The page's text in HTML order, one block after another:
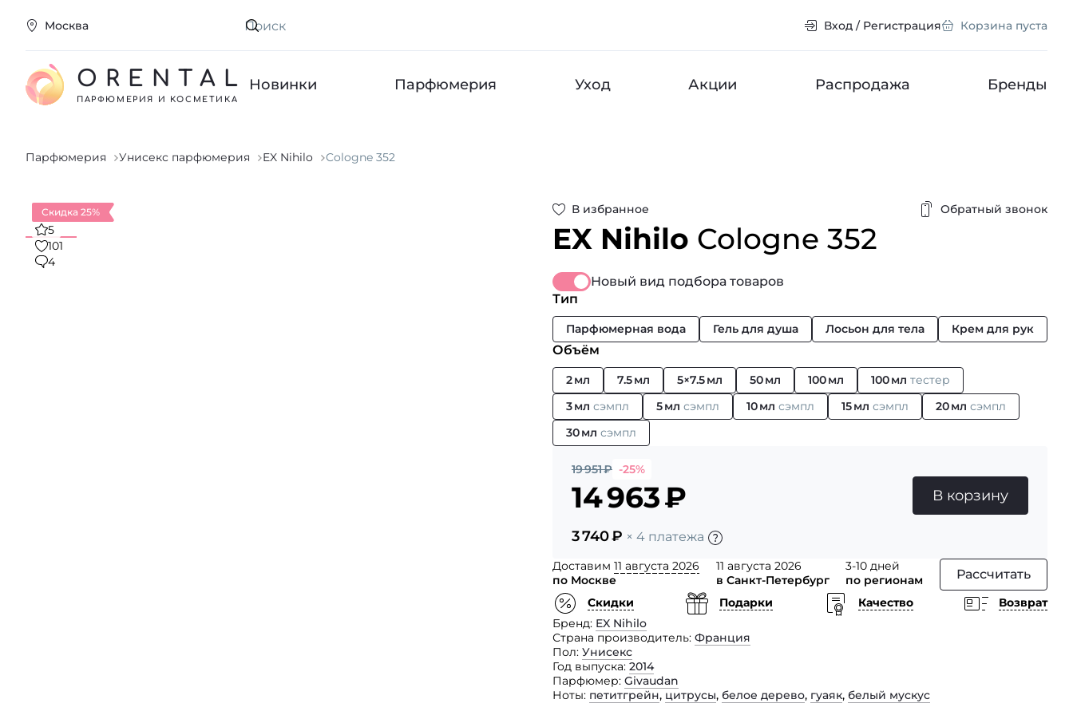
Москва Искать Вход / Регистрация Корзина пуста
ORENTAL
ПАРФЮМЕРИЯ И КОСМЕТИКА
Новинки Парфюмерия Уход Акции Распродажа Бренды
Парфюмерия Унисекс парфюмерия EX Nihilo Cologne 352
В избранное Обратный звонок
EX Nihilo Cologne 352
Скидка 25%
5
101
4
Новый вид подбора товаров
Тип
Парфюмерная вода Гель для душа Лосьон для тела Крем для рук
Объём
2 мл 7.5 мл 5×7.5 мл 50 мл 100 мл 100 мл тестер
3 мл сэмпл 5 мл сэмпл 10 мл сэмпл 15 мл сэмпл 20 мл сэмпл
30 мл сэмпл
19 951₽ -25%
14 963₽
3 740₽ × 4 платежа
В корзину
Доставим 11 августа 2026
по Москве
11 августа 2026
в Санкт-Петербург
3-10 дней
по регионам
Рассчитать
Скидки Подарки Качество
Возврат
Бренд EX Nihilo
Страна производитель Франция
Пол Унисекс
Год выпуска 2014
Парфюмер Givaudan
Ноты петитгрейн, цитрусы, белое дерево, гуаяк, белый мускус